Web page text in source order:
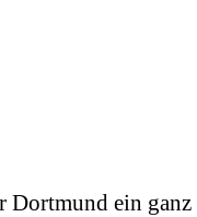
ein